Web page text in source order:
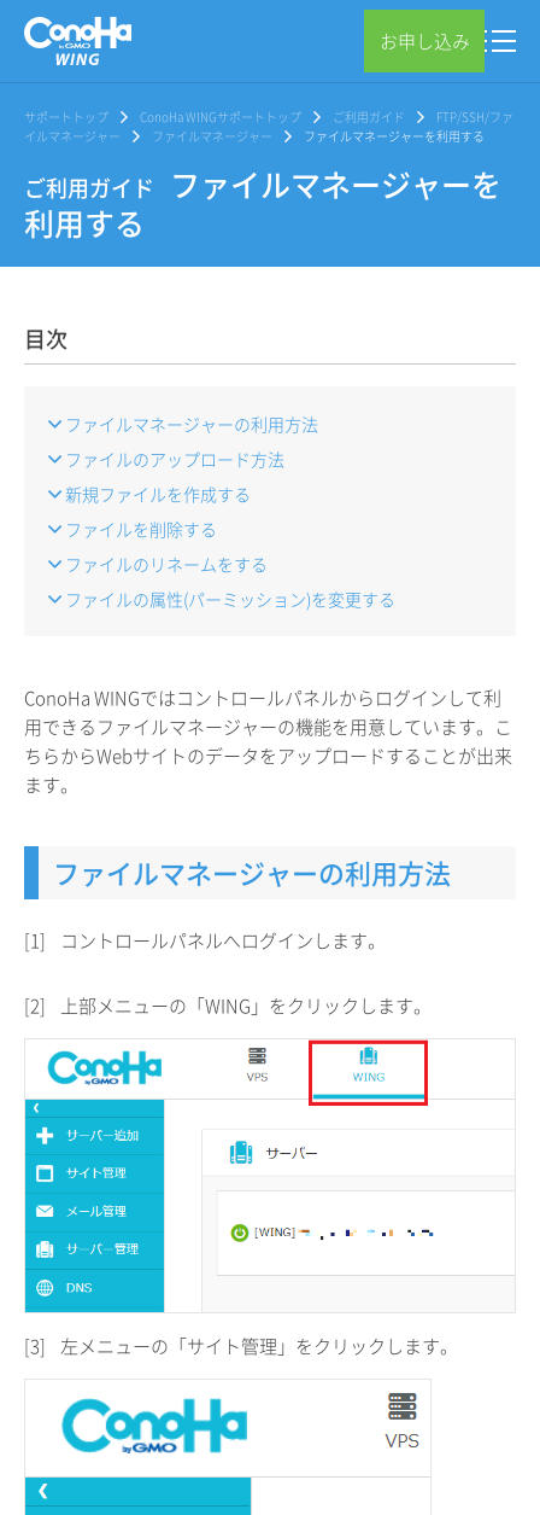
お申し込み
サポートトップ ConoHa WINGサポートトップ ご利用ガイド
FTP/SSH/ファ
イルマネージャー
ファイルマネージャー ファイルマネージャーを利用する
ご利用ガイド
ファイルマネージャーを
利用する
目次
ファイルマネージャーの利用方法
ファイルのアップロード方法
新規ファイルを作成する
ファイルを削除する
ファイルのリネームをする
ファイルの属性(パーミッション)を変更する
ConoHa WINGではコントロールパネルからログインして利
用できるファイルマネージャーの機能を用意しています。こ
ちらからWebサイトのデータをアップロードすることが出来
ます。
ファイルマネージャーの利用方法
[1] コントロールパネルへログインします。
[2] 上部メニューの「WING」をクリックします。
[3] 左メニューの「サイト管理」をクリックします。